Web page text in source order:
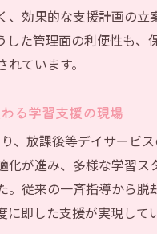
、効果的な支援計画の立
した管理面の利便性も、
ています。
る学習支援の現場
、放課後等デイサービ
化が進み、多様な学習ス
。従来の一斉指導から脱
即した支援が実現して